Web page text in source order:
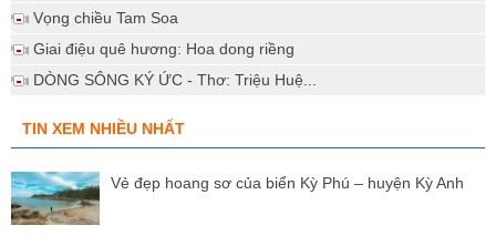
Vọng chiều Tam Soa
Giai điệu quê hương: Hoa dong riềng
DÒNG SÔNG KÝ ỨC - Thơ: Triệu Huệ...
TIN XEM NHIỀU NHẤT
Vẻ đẹp hoang sơ của biển Kỳ Phú – huyện Kỳ Anh